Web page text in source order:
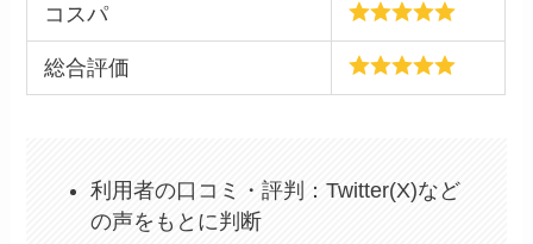
コスパ
総合評価
利用者の口コミ・評判：Twitter(X)など
の声をもとに判断